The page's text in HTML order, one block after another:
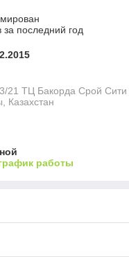
последний год
21 ТЦ Бакорда Срой Сити
Казахстан
работы